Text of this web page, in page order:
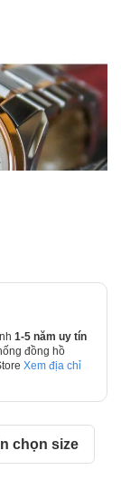
1-5 năm uy tín
đồng hồ
Xem địa chỉ
chọn size